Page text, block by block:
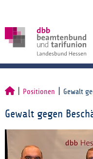
Positionen Gewalt
Gewalt gegen